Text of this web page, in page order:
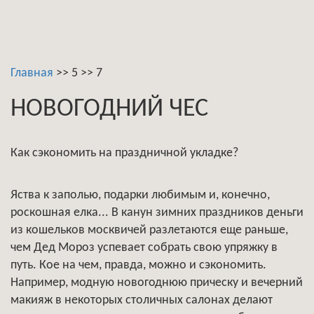
Главная >> 5 >> 7
НОВОГОДНИЙ ЧЕС
Как сэкономить на праздничной укладке?
Яства к заполью, подарки любимым и, конечно,
роскошная елка... В канун зимних праздников деньги
из кошельков москвичей разлетаются еще раньше,
чем Дед Мороз успевает собрать свою упряжку в
путь. Кое на чем, правда, можно и сэкономить.
Например, модную новогоднюю прическу и вечерний
макияж в некоторых столичных салонах делают